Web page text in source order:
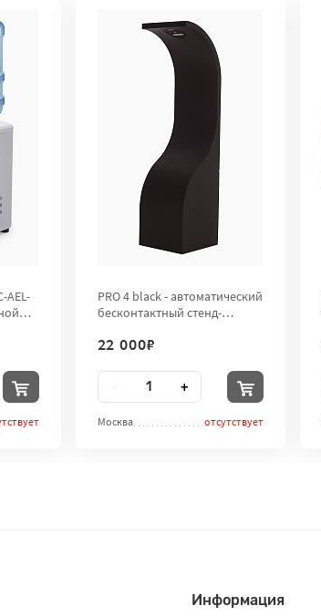
AEL-
PRO 4 black - автоматический
бесконтактный стенд-
Clean
22 000₽
Количество +
Москва отсутствует
Информация